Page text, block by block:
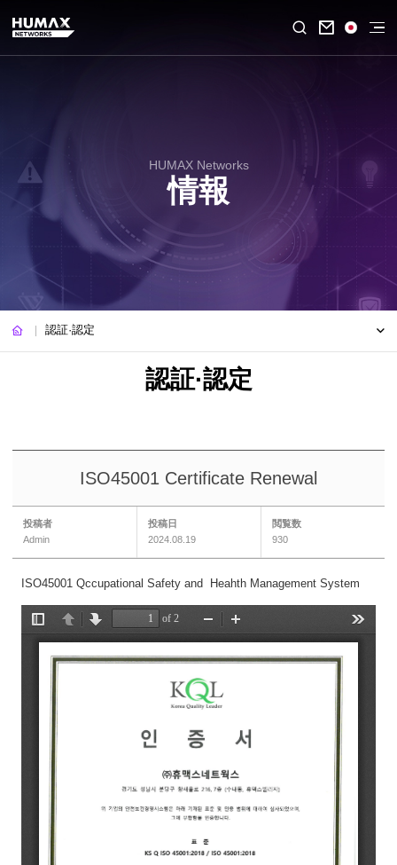

HUMAX Networks
情報
認証·認定
ISO45001 Certificate Renewal
投稿者
Admin
投稿日
2024.08.19
閲覧数
930
ISO45001 Qccupational Safety and Heahth Management System